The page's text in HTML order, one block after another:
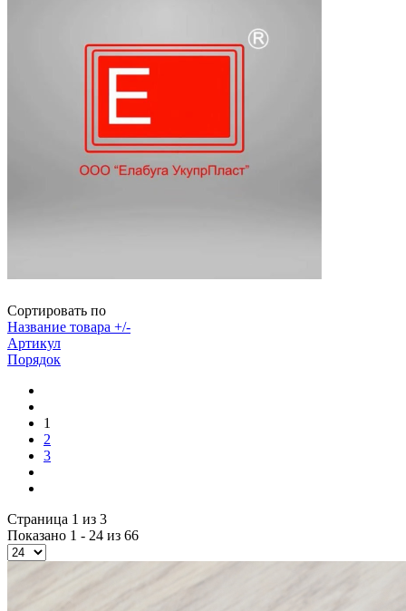
Сортировать по
Название товара +/-
Артикул
Порядок
1
2
3
Страница 1 из 3
Показано 1 - 24 из 66